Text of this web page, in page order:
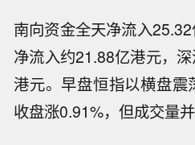
南向资金全天净流入
净流入约21.88亿港元，
港元。早盘恒指以横盘
收盘涨0.91%，但成交量